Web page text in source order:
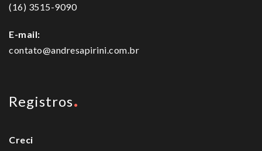
(16) 3515-9090
E-mail:
contato@andresapirini.com.br
Registros
Creci